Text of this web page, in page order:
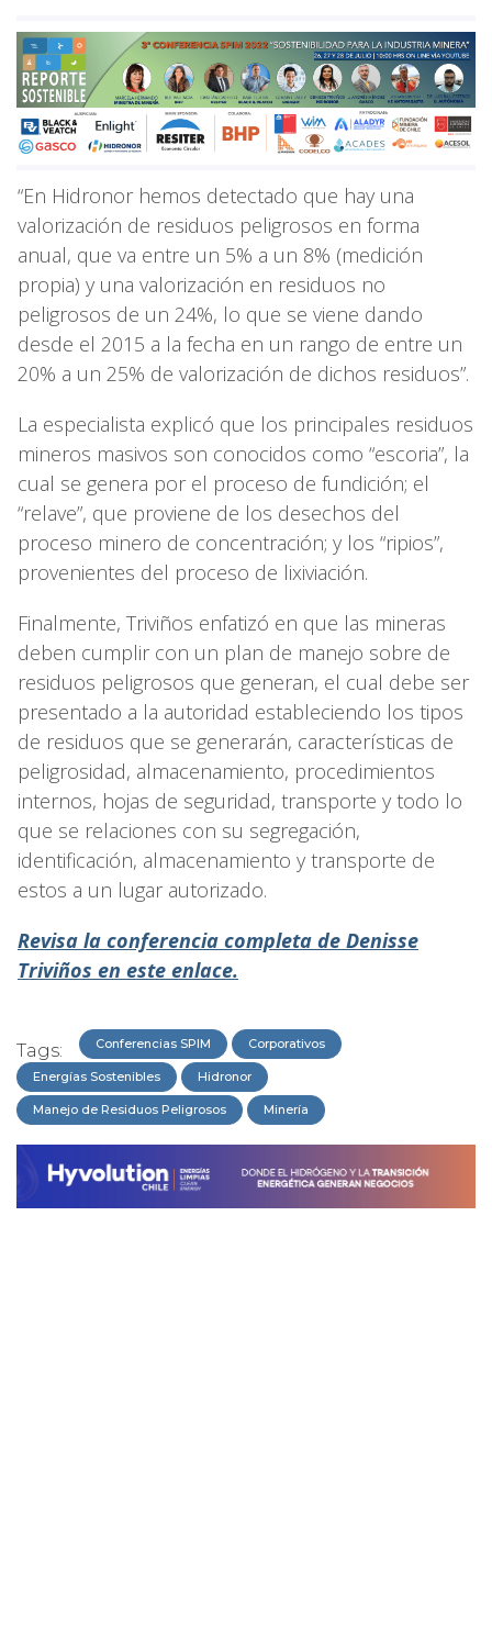
“En Hidronor hemos detectado que hay una
valorización de residuos peligrosos en forma
anual, que va entre un 5% a un 8% (medición
propia) y una valorización en residuos no
peligrosos de un 24%, lo que se viene dando
desde el 2015 a la fecha en un rango de entre un
20% a un 25% de valorización de dichos residuos”.
La especialista explicó que los principales residuos
mineros masivos son conocidos como “escoria”, la
cual se genera por el proceso de fundición; el
“relave”, que proviene de los desechos del
proceso minero de concentración; y los “ripios”,
provenientes del proceso de lixiviación.
Finalmente, Triviños enfatizó en que las mineras
deben cumplir con un plan de manejo sobre de
residuos peligrosos que generan, el cual debe ser
presentado a la autoridad estableciendo los tipos
de residuos que se generarán, características de
peligrosidad, almacenamiento, procedimientos
internos, hojas de seguridad, transporte y todo lo
que se relaciones con su segregación,
identificación, almacenamiento y transporte de
estos a un lugar autorizado.
Revisa la conferencia completa de Denisse
Triviños en este enlace.
Tags: Conferencias SPIM Corporativos
Energías Sostenibles Hidronor
Manejo de Residuos Peligrosos Minería